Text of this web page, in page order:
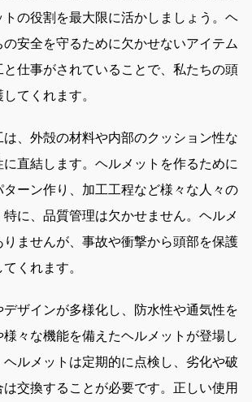
トの役割を最大限に活かしましょう。ヘ
安全を守るために欠かせないアイテム
仕事がされていることで、私たちの頭
てくれます。
、外殻の材料や内部のクッション性な
に直結します。ヘルメットを作るために
ーン作り、加工工程など様々な人々の
に、品質管理は欠かせません。ヘルメ
りませんが、事故や衝撃から頭部を保護
くれます。
ザインが多様化し、防水性や通気性を
々な機能を備えたヘルメットが登場し
ルメットは定期的に点検し、劣化や破
交換することが必要です。正しい使用